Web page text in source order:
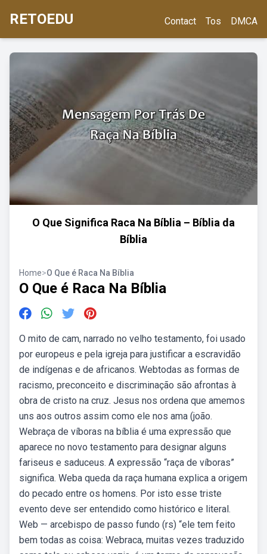
RETOEDU Contact Tos DMCA
O Que Significa Raca Na Bíblia – Bíblia da
Bíblia
Home>O Que é Raca Na Bíblia
O Que é Raca Na Bíblia
O mito de cam, narrado no velho testamento, foi usado
por europeus e pela igreja para justificar a escravidão
de indígenas e de africanos. Webtodas as formas de
racismo, preconceito e discriminação são afrontas à
obra de cristo na cruz. Jesus nos ordena que amemos
uns aos outros assim como ele nos ama (joão.
Webraça de víboras na bíblia é uma expressão que
aparece no novo testamento para designar alguns
fariseus e saduceus. A expressão “raça de víboras”
significa. Weba queda da raça humana explica a origem
do pecado entre os homens. Por isto esse triste
evento deve ser entendido como histórico e literal.
Web — arcebispo de passo fundo (rs) “ele tem feito
bem todas as coisa: Webraca, muitas vezes traduzido